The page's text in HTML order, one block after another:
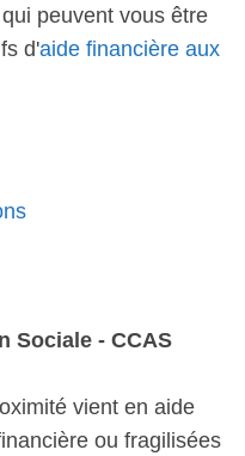
peuvent vous être
d'aide financière aux
Sociale - CCAS
vient en aide
ou fragilisées